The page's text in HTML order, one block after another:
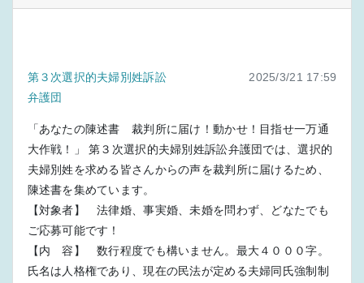
第３次選択的夫婦別姓訴訟
弁護団
2025/3/21 17:59
「あなたの陳述書 裁判所に届け！動かせ！目指せ一万通
大作戦！」 第３次選択的夫婦別姓訴訟弁護団では、選択的
夫婦別姓を求める皆さんからの声を裁判所に届けるため、
陳述書を集めています。
【対象者】 法律婚、事実婚、未婚を問わず、どなたでも
ご応募可能です！
【内 容】 数行程度でも構いません。最大４０００字。
氏名は人格権であり、現在の民法が定める夫婦同氏強制制